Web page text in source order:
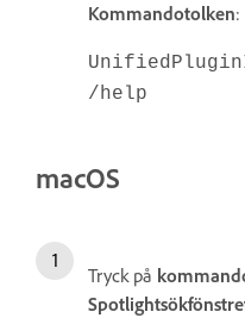
Kommandotolken:
/help
macOS
Tryck på
Spotlight